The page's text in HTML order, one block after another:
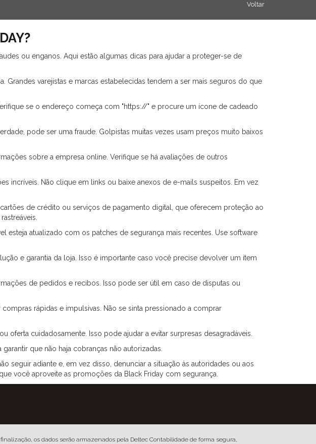
os dados serão armazenados pela Deltec Contabilidade de forma segura,
Voltar
ou enganos. Aqui estão algumas dicas para ajudar a proteger-se de
varejistas e marcas estabelecidas tendem a ser mais seguros do que
se o endereço começa com "https://" e procure um ícone de cadeado
pode ser uma fraude. Golpistas muitas vezes usam preços muito baixos
sobre a empresa online. Verifique se há avaliações de outros
incríveis. Não clique em links ou baixe anexos de e-mails suspeitos. Em vez
de crédito ou serviços de pagamento digital, que oferecem proteção ao
atualizado com os patches de segurança mais recentes. Use software
e garantia da loja. Isso é importante caso você precise devolver um item
de pedidos e recibos. Isso pode ser útil em caso de disputas ou
rápidas e impulsivas. Não se sinta pressionado a comprar
oferta cuidadosamente. Isso pode ajudar a evitar surpresas desagradáveis.
que não haja cobranças não autorizadas.
seguir adiante e, em vez disso, denunciar a situação às autoridades ou aos
você aproveite as promoções da Black Friday com segurança.